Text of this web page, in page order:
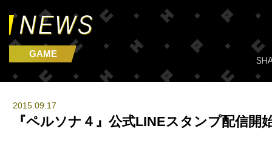
GAME
2015.09.17
『ペルソナ４』公式LINEスタンプ配信開